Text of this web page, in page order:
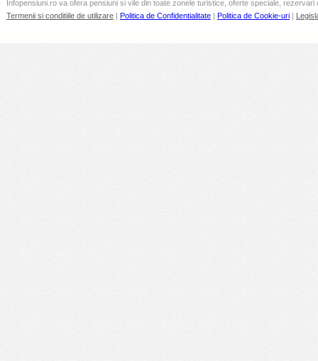
Infopensiuni.ro va ofera pensiuni si vile din toate zonele turistice, oferte speciale, rezervari
Termenii si conditiile de utilizare | Politica de Confidentialitate | Politica de Cookie-uri |